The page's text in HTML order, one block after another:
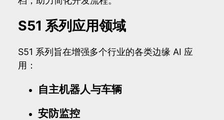
S51 系列应用领域
S51 系列旨在增强多个行业的各类边缘 AI 应
用：
自主机器人与车辆
安防监控